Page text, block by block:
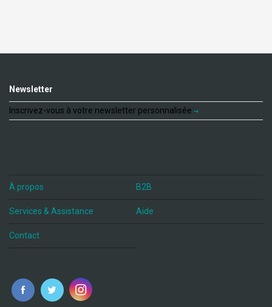
Newsletter
Inscrivez-vous à votre newsletter personnalisée
À propos B2B
Services & Assistance Aide
Contact
fr